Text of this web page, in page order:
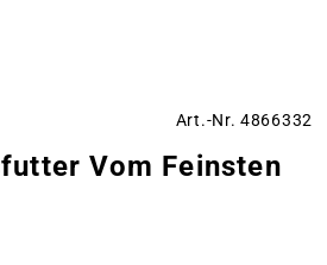
Art.-Nr. 4866332
Vom Feinsten